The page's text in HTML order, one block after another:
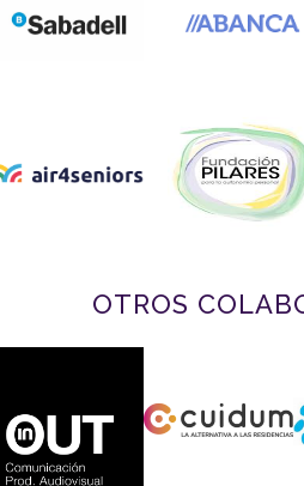
OTROS